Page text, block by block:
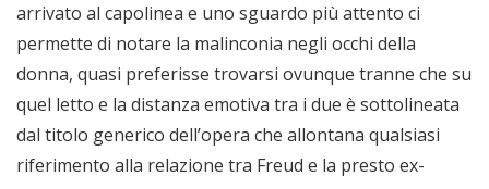
arrivato al capolinea e uno sguardo più attento ci
permette di notare la malinconia negli occhi della
donna, quasi preferisse trovarsi ovunque tranne che su
quel letto e la distanza emotiva tra i due è sottolineata
dal titolo generico dell’opera che allontana qualsiasi
riferimento alla relazione tra Freud e la presto ex-